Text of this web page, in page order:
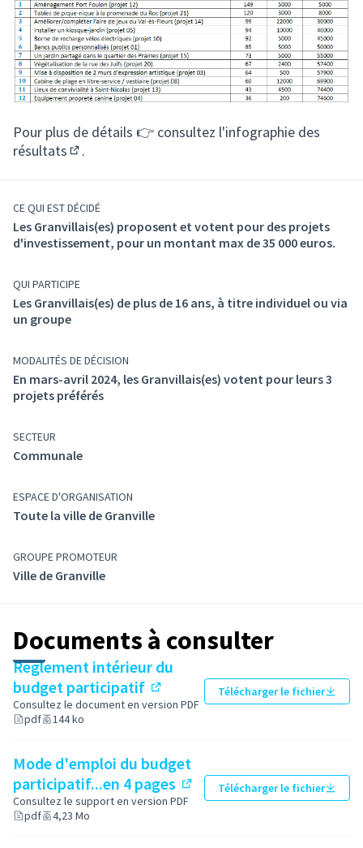
Pour plus de détails 👉 consultez l'infographie des
résultats
.
CE QUI EST DÉCIDÉ
Les Granvillais(es) proposent et votent pour des projets
d'investissement, pour un montant max de 35 000 euros.
QUI PARTICIPE
Les Granvillais(es) de plus de 16 ans, à titre individuel ou via
un groupe
MODALITÉS DE DÉCISION
En mars-avril 2024, les Granvillais(es) votent pour leurs 3
projets préférés
SECTEUR
Communale
ESPACE D'ORGANISATION
Toute la ville de Granville
GROUPE PROMOTEUR
Ville de Granville
Documents à consulter
Règlement intérieur du
budget participatif
(Lien externe)
Consultez le document en version PDF
pdf
144 ko
Télécharger le fichier
Mode d'emploi du budget
participatif...en 4 pages
(Lien externe)
Consultez le support en version PDF
pdf
4,23 Mo
Télécharger le fichier